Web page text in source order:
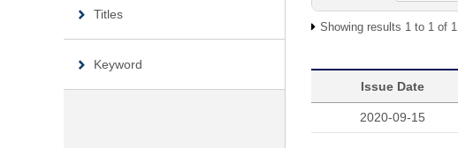
Titles
Keyword
Showing results 1 to 1 of 1
Issue Date
2020-09-15